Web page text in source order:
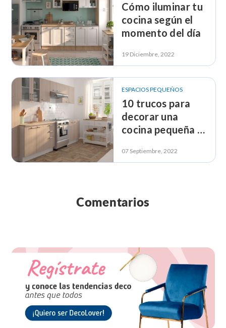
Cómo iluminar tu
cocina según el
momento del día
19 Diciembre, 2022
ESPACIOS PEQUEÑOS
10 trucos para
decorar una
cocina pequeña y
grande
07 Septiembre, 2022
Comentarios